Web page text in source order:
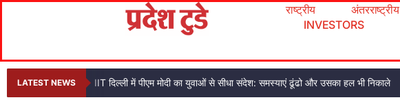
राष्ट्रीय अंतरराष्ट्रीय
INVESTORS
LATEST NEWS IIT दिल्ली में पीएम मोदी का युवाओं से सीधा संदेश: समस्याएं ढूंढो और उसका हल भी निकाले